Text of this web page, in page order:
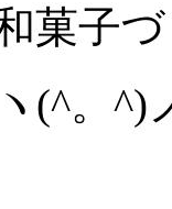
菓子
(^。^)